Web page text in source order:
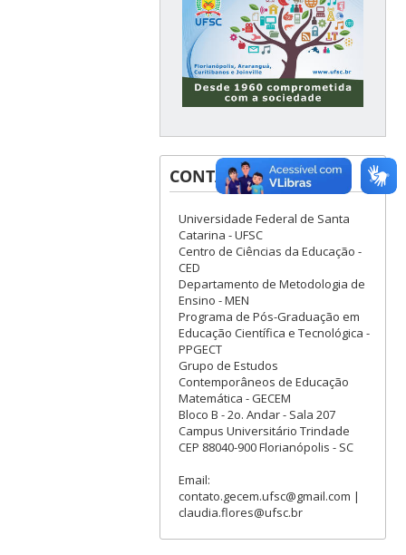
CONTATOS
Universidade Federal de Santa
Catarina - UFSC
Centro de Ciências da Educação -
CED
Departamento de Metodologia de
Ensino - MEN
Programa de Pós-Graduação em
Educação Científica e Tecnológica -
PPGECT
Grupo de Estudos
Contemporâneos de Educação
Matemática - GECEM
Bloco B - 2o. Andar - Sala 207
Campus Universitário Trindade
CEP 88040-900 Florianópolis - SC
Email:
contato.gecem.ufsc@gmail.com |
claudia.flores@ufsc.br